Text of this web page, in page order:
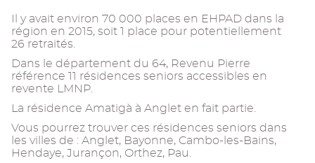
Il y avait environ 70 000 places en EHPAD dans la
région en 2015, soit 1 place pour potentiellement
26 retraités.
Dans le département du 64, Revenu Pierre
référence 11 résidences seniors accessibles en
revente LMNP.
La résidence Amatigà à Anglet en fait partie.
Vous pourrez trouver ces résidences seniors dans
les villes de : Anglet, Bayonne, Cambo-les-Bains,
Hendaye, Jurançon, Orthez, Pau.